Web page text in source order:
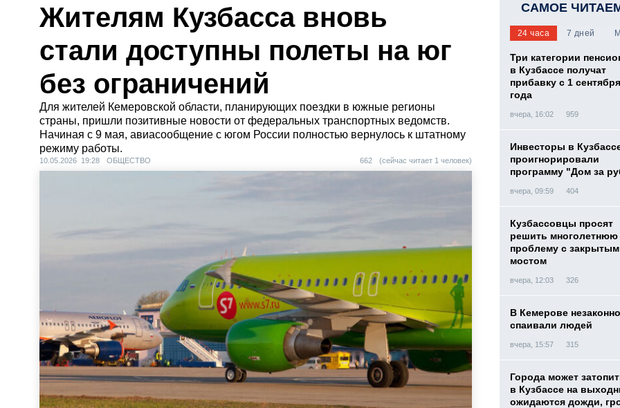
Жителям Кузбасса вновь
стали доступны полеты на юг
без ограничений
Для жителей Кемеровской области, планирующих поездки в южные регионы
страны, пришли позитивные новости от федеральных транспортных ведомств.
Начиная с 9 мая, авиасообщение с югом России полностью вернулось к штатному
режиму работы.
10.05.2026 19:28 ОБЩЕСТВО 662 (сейчас читает 1 человек)
САМОЕ
24 часа 7 дней
Три категории
в Кузбассе получат
прибавку с 1
года
вчера, 16:02 959
Инвесторы в
проигнорировали
программу "Дом за
вчера, 09:59 404
Кузбассовцы просят
решить многолетнюю
проблему с закрытым
мостом
вчера, 12:03 326
В Кемерове незаконно
спаивали людей
вчера, 15:57 315
Города может
в Кузбассе на
ожидаются дожди,